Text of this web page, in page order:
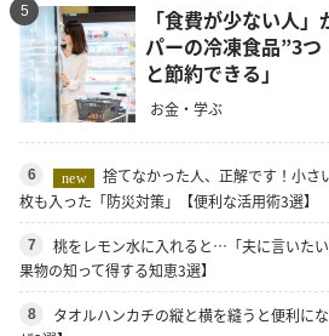
5
「食費が少ない人
パーの冷凍食品”3
と節約できる」
お金・学ぶ
6 new
捨てなかった人、正解です！小さ
枚も入った「防災対策」【便利な活用術3選】
7
桃をレモン水に入れると…「夫に言いた
果物の知って得する知恵3選】
8
タオルハンカチの縦と横を縫うと便利に